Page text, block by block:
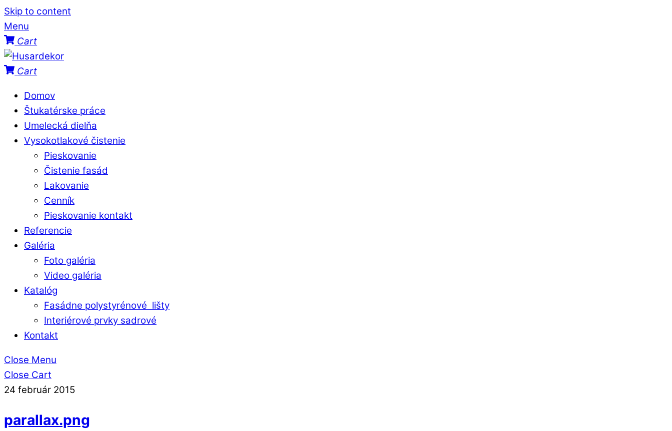
Skip to content
Menu
Cart
Cart
Domov
Štukatérske práce
Umelecká dielňa
Vysokotlakové čistenie
Pieskovanie
Čistenie fasád
Lakovanie
Cenník
Pieskovanie kontakt
Referencie
Galéria
Foto galéria
Video galéria
Katalóg
Fasádne polystyrénové lišty
Interiérové prvky sadrové
Kontakt
Close Menu
Close Cart
24 február 2015
parallax.png